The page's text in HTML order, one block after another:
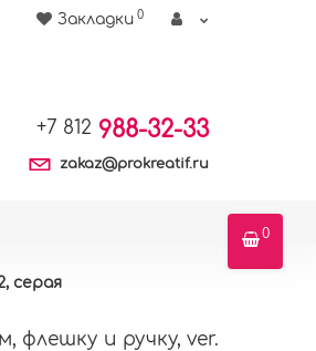
Закладки 0
+7 812 988-32-33
zakaz@prokreatif.ru
0
серая
флешку и ручку, ver.